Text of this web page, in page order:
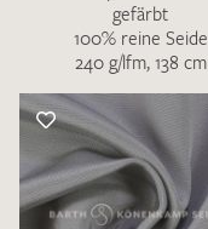
gefärbt
100% reine Seide
240 g/lfm, 138 cm